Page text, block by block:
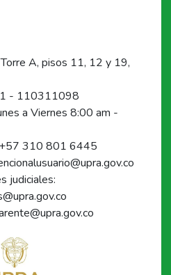
A, pisos 11, 12 y 19,
- 110311098
a Viernes 8:00 am -
+57 310 801 6445
judiciales: